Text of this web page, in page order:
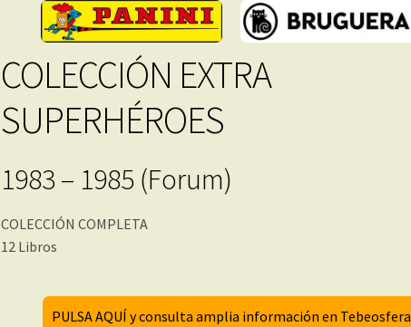
COLECCIÓN EXTRA
SUPERHÉROES
1983 – 1985 (Forum)
COLECCIÓN COMPLETA
12 Libros
PULSA AQUÍ y consulta amplia información en Tebeosfera